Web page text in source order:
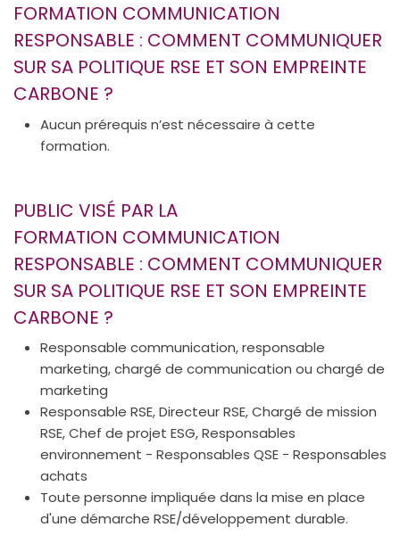
FORMATION COMMUNICATION
RESPONSABLE : COMMENT COMMUNIQUER
SUR SA POLITIQUE RSE ET SON EMPREINTE
CARBONE ?
Aucun prérequis n’est nécessaire à cette
formation.
PUBLIC VISÉ PAR LA
FORMATION COMMUNICATION
RESPONSABLE : COMMENT COMMUNIQUER
SUR SA POLITIQUE RSE ET SON EMPREINTE
CARBONE ?
Responsable communication, responsable
marketing, chargé de communication ou chargé de
marketing
Responsable RSE, Directeur RSE, Chargé de mission
RSE, Chef de projet ESG, Responsables
environnement - Responsables QSE - Responsables
achats
Toute personne impliquée dans la mise en place
d'une démarche RSE/développement durable.